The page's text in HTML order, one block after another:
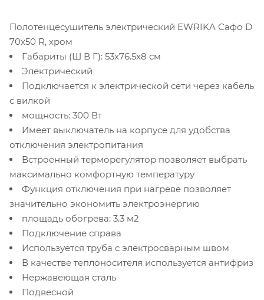
Полотенцесушитель электрический EWRIKA Сафо D
70х50 R, хром
Габариты (Ш В Г): 53x76.5x8 см
Электрический
Подключается к электрической сети через кабель
с вилкой
мощность: 300 Вт
Имеет выключатель на корпусе для удобства
отключения электропитания
Встроенный терморегулятор позволяет выбрать
максимально комфортную температуру
Функция отключения при нагреве позволяет
значительно экономить электроэнергию
площадь обогрева: 3.3 м2
Подключение справа
Используется труба с электросварным швом
В качестве теплоносителя используется антифриз
Нержавеющая сталь
Подвесной